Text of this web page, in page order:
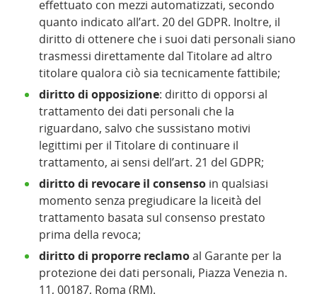
effettuato con mezzi automatizzati, secondo
quanto indicato all’art. 20 del GDPR. Inoltre, il
diritto di ottenere che i suoi dati personali siano
trasmessi direttamente dal Titolare ad altro
titolare qualora ciò sia tecnicamente fattibile;
diritto di opposizione: diritto di opporsi al
trattamento dei dati personali che la
riguardano, salvo che sussistano motivi
legittimi per il Titolare di continuare il
trattamento, ai sensi dell’art. 21 del GDPR;
diritto di revocare il consenso in qualsiasi
momento senza pregiudicare la liceità del
trattamento basata sul consenso prestato
prima della revoca;
diritto di proporre reclamoal Garante per la
protezione dei dati personali, Piazza Venezia n.
11, 00187, Roma (RM).